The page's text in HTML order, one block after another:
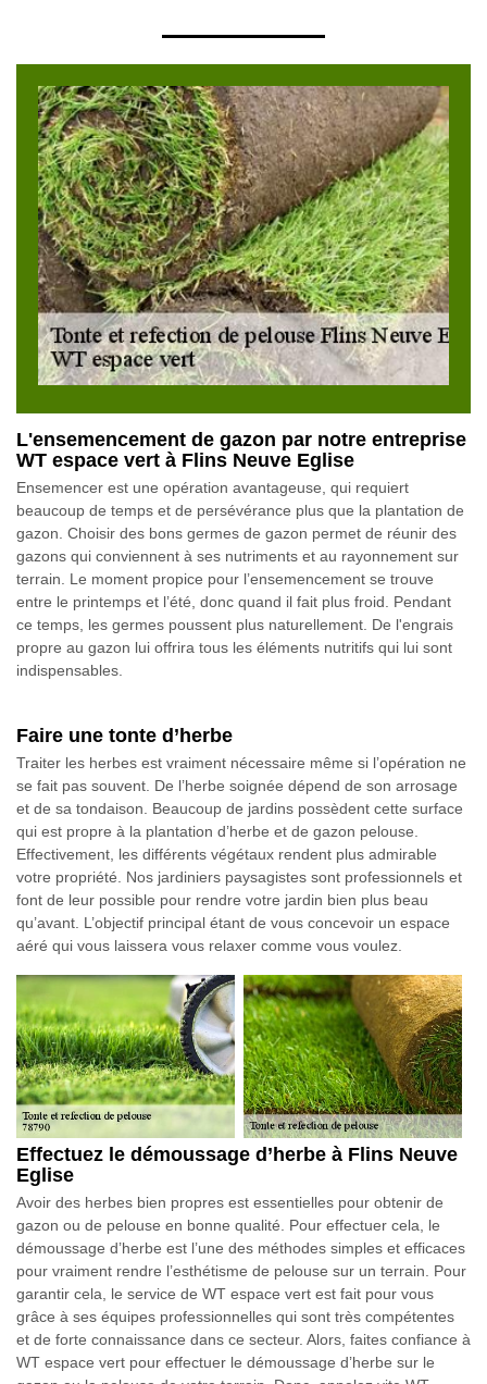
L'ensemencement de gazon par notre entreprise
WT espace vert à Flins Neuve Eglise
Ensemencer est une opération avantageuse, qui requiert
beaucoup de temps et de persévérance plus que la plantation de
gazon. Choisir des bons germes de gazon permet de réunir des
gazons qui conviennent à ses nutriments et au rayonnement sur
terrain. Le moment propice pour l’ensemencement se trouve
entre le printemps et l’été, donc quand il fait plus froid. Pendant
ce temps, les germes poussent plus naturellement. De l'engrais
propre au gazon lui offrira tous les éléments nutritifs qui lui sont
indispensables.
Faire une tonte d’herbe
Traiter les herbes est vraiment nécessaire même si l’opération ne
se fait pas souvent. De l’herbe soignée dépend de son arrosage
et de sa tondaison. Beaucoup de jardins possèdent cette surface
qui est propre à la plantation d’herbe et de gazon pelouse.
Effectivement, les différents végétaux rendent plus admirable
votre propriété. Nos jardiniers paysagistes sont professionnels et
font de leur possible pour rendre votre jardin bien plus beau
qu’avant. L’objectif principal étant de vous concevoir un espace
aéré qui vous laissera vous relaxer comme vous voulez.
Effectuez le démoussage d’herbe à Flins Neuve
Eglise
Avoir des herbes bien propres est essentielles pour obtenir de
gazon ou de pelouse en bonne qualité. Pour effectuer cela, le
démoussage d’herbe est l’une des méthodes simples et efficaces
pour vraiment rendre l’esthétisme de pelouse sur un terrain. Pour
garantir cela, le service de WT espace vert est fait pour vous
grâce à ses équipes professionnelles qui sont très compétentes
et de forte connaissance dans ce secteur. Alors, faites confiance à
WT espace vert pour effectuer le démoussage d’herbe sur le